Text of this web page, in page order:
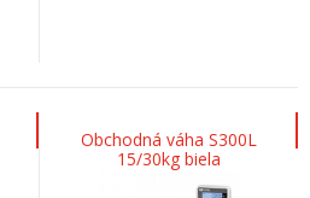
Obchodná váha S300L
15/30kg biela